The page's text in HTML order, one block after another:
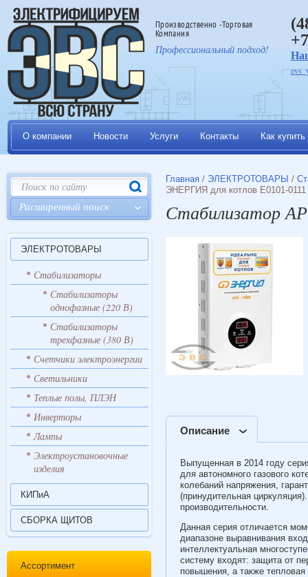
Производственно -Торговая
Компания
Профессиональный подход!
О компании Новости Услуги Контакты Как купить
Расширенный поиск
ЭЛЕКТРОТОВАРЫ
Стабилизаторы
Стабилизаторы
однофазные (220 В)
Стабилизаторы
трехфазные (380 В)
Счетчики электроэнергии
Светильники
Теплые полы, ПЛЭН
Инверторы
Лампы
Электроустановочные
изделия
КИПиА
СБОРКА ЩИТОВ
Ассортимент
Главная/ ЭЛЕКТРОТОВАРЫ /
ЭНЕРГИЯ для котлов Е0101-0111
Стабилизатор
Описание
Выпущенная в 2014 году
для автономного газового
колебаний напряжения,
(принудительная
производительности.
Данная серия отличается
диапазоне выравнивания
интеллектуальная
систему входят: защита от
повышения, а также